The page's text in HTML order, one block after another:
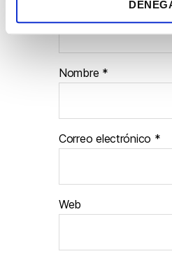
e
Nombre *
Correo electrónico *
Web